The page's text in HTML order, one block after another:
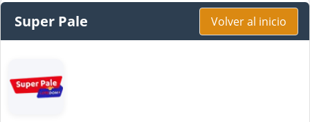
Super Pale Volver al inicio